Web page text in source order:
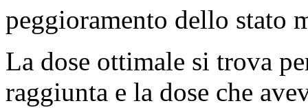
peggioramento dello stato
La dose ottimale si trova
raggiunta e la dose che